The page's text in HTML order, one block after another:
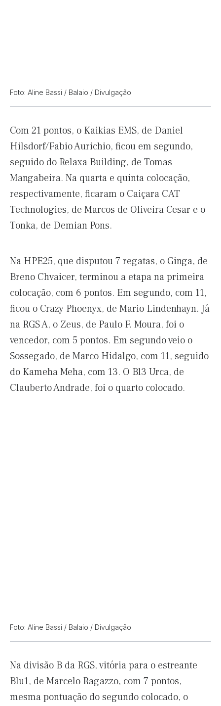
Foto: Aline Bassi / Balaio / Divulgação
Com 21 pontos, o Kaikias EMS, de Daniel
Hilsdorf/Fabio Aurichio, ficou em segundo,
seguido do Relaxa Building, de Tomas
Mangabeira. Na quarta e quinta colocação,
respectivamente, ficaram o Caiçara CAT
Technologies, de Marcos de Oliveira Cesar e o
Tonka, de Demian Pons.
Na HPE25, que disputou 7 regatas, o Ginga, de
Breno Chvaicer, terminou a etapa na primeira
colocação, com 6 pontos. Em segundo, com 11,
ficou o Crazy Phoenyx, de Mario Lindenhayn. Já
na RGS A, o Zeus, de Paulo F. Moura, foi o
vencedor, com 5 pontos. Em segundo veio o
Sossegado, de Marco Hidalgo, com 11, seguido
do Kameha Meha, com 13. O Bl3 Urca, de
Clauberto Andrade, foi o quarto colocado.
Foto: Aline Bassi / Balaio / Divulgação
Na divisão B da RGS, vitória para o estreante
Blu1, de Marcelo Ragazzo, com 7 pontos,
mesma pontuação do segundo colocado, o